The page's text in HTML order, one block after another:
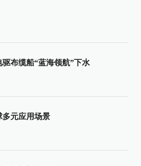
布缆船“蓝海领航”下水
多元应用场景